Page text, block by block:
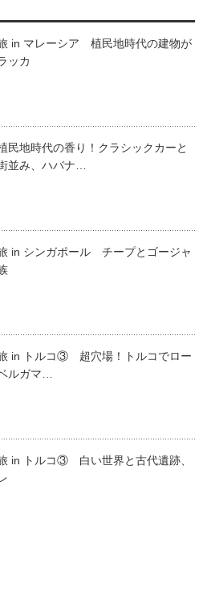
in マレーシア 植民地時代の建物が
ッカ
民地時代の香り！クラシックカーと
並み、ハバナ…
in シンガポール チープとゴージャ
in トルコ③ 超穴場！トルコでロー
ルガマ…
in トルコ③ 白い世界と古代遺跡、